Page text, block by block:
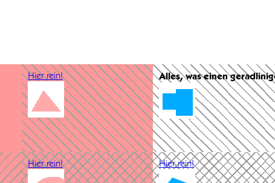
Hier rein! Alles, was einen
Hier rein! Hier rein!